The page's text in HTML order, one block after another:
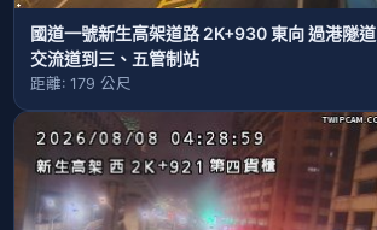
國道一號新生高架道路 2K+930 東向 過港隧道
交流道到三、五管制站
距離: 179 公尺